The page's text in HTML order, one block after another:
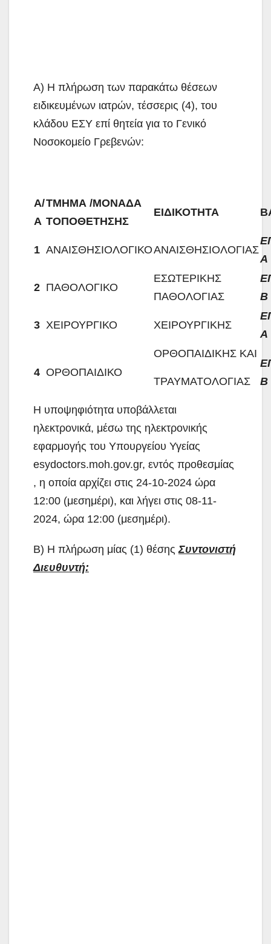
Α) Η πλήρωση των παρακάτω θέσεων
ειδικευμένων ιατρών, τέσσερις (4), του
κλάδου ΕΣΥ επί θητεία για το Γενικό
Νοσοκομείο Γρεβενών:
Α/
Α
ΤΜΗΜΑ /ΜΟΝΑΔΑ
ΤΟΠΟΘΕΤΗΣΗΣ
ΕΙΔΙΚΟΤΗΤΑ
1 ΑΝΑΙΣΘΗΣΙΟΛΟΓΙΚΟΑΝΑΙΣΘΗΣΙΟΛΟΓΙΑΣ
Α
2 ΠΑΘΟΛΟΓΙΚΟ
ΕΣΩΤΕΡΙΚΗΣ
ΠΑΘΟΛΟΓΙΑΣ
Β
3 ΧΕΙΡΟΥΡΓΙΚΟ ΧΕΙΡΟΥΡΓΙΚΗΣ
Α
4 ΟΡΘΟΠΑΙΔΙΚΟ
ΟΡΘΟΠΑΙΔΙΚΗΣ ΚΑΙ
ΤΡΑΥΜΑΤΟΛΟΓΙΑΣ
Β
Η υποψηφιότητα υποβάλλεται
ηλεκτρονικά, μέσω της ηλεκτρονικής
εφαρμογής του Υπουργείου Υγείας
esydoctors.moh.gov.gr, εντός προθεσμίας
, η οποία αρχίζει στις 24-10-2024 ώρα
12:00 (μεσημέρι), και λήγει στις 08-11-
2024, ώρα 12:00 (μεσημέρι).
Β) Η πλήρωση μίας (1) θέσηςΣυντονιστή
Διευθυντή: